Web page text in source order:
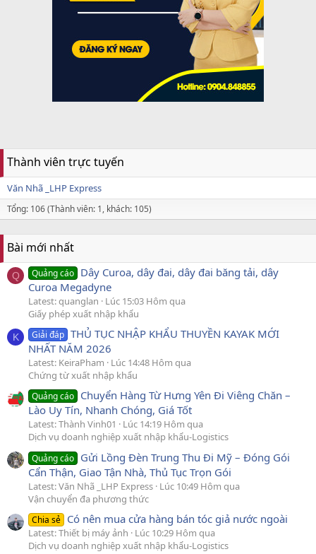
Thành viên trực tuyến
Văn Nhã _LHP Express
Tổng: 106 (Thành viên: 1, khách: 105)
Bài mới nhất
Q Quảng cáo Dây Curoa, dây đai, dây đai băng tải, dây
Curoa Megadyne
Latest: quanglan
Lúc 15:03 Hôm qua
Giấy phép xuất nhập khẩu
K Giải đáp THỦ TỤC NHẬP KHẨU THUYỀN KAYAK MỚI
NHẤT NĂM 2026
Latest: KeiraPham
Lúc 14:48 Hôm qua
Chứng từ xuất nhập khẩu
Quảng cáo Chuyển Hàng Từ Hưng Yên Đi Viêng Chăn –
Lào Uy Tín, Nhanh Chóng, Giá Tốt
Latest: Thành Vinh01
Lúc 14:19 Hôm qua
Dịch vụ doanh nghiệp xuất nhập khẩu-Logistics
Quảng cáo Gửi Lồng Đèn Trung Thu Đi Mỹ – Đóng Gói
Cẩn Thận, Giao Tận Nhà, Thủ Tục Trọn Gói
Latest: Văn Nhã _LHP Express Lúc 10:49 Hôm qua
Vận chuyển đa phương thức
Chia sẻ Có nên mua cửa hàng bán tóc giả nước ngoài
Latest: Thiết bị máy ảnh
Lúc 10:29 Hôm qua
Dịch vụ doanh nghiệp xuất nhập khẩu-Logistics